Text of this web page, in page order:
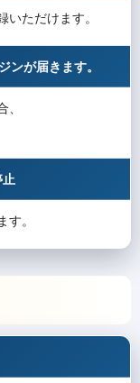
いただけます。
ンが届きます。
。